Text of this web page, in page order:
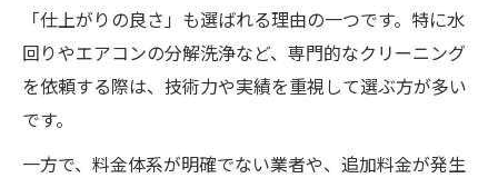
「仕上がりの良さ」も選ばれる理由の一つです。特に水
回りやエアコンの分解洗浄など、専門的なクリーニング
を依頼する際は、技術力や実績を重視して選ぶ方が多い
です。
一方で、料金体系が明確でない業者や、追加料金が発生